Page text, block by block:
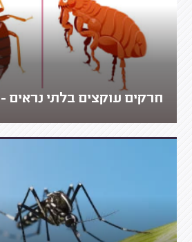
חרקים עוקצים בלתי נראים